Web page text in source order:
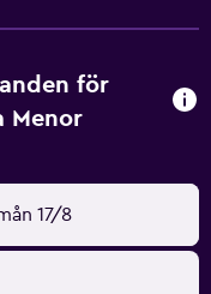
idealt ställe att äta
finns även
från fastigheten.
för
Menor
17/8